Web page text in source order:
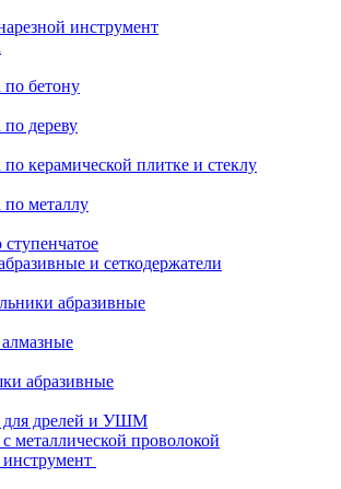
инструмент
по бетону
дереву
по керамической плитке и стеклу
по металлу
и сеткодержатели
абразивные
абразивные
дрелей и УШМ
металлической проволокой